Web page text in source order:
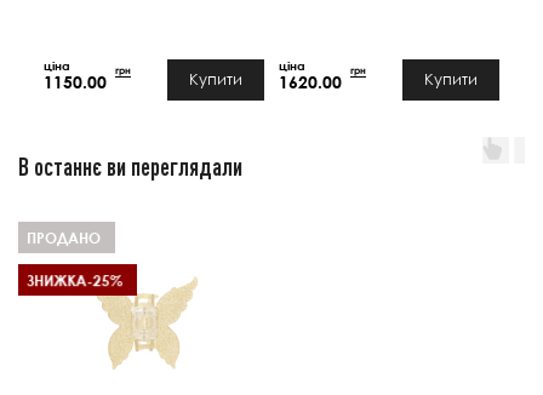
1150.00
грн Купити 1620.00
грн Купити
В останнє ви переглядали
ПРОДАНО
ЗНИЖКА-25%